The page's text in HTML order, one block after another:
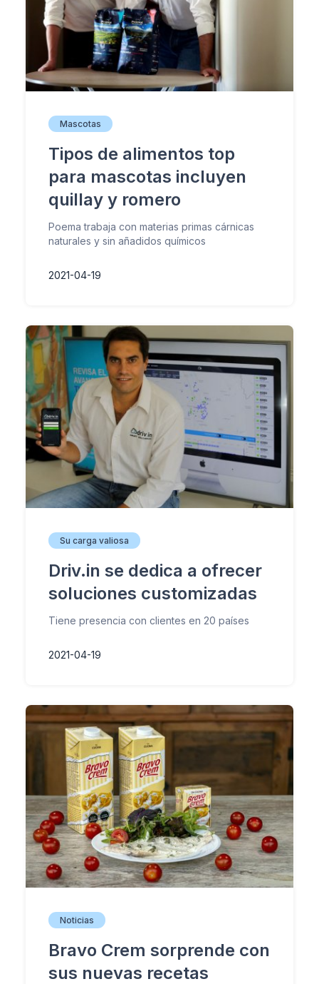
Mascotas
Tipos de alimentos top
para mascotas incluyen
quillay y romero
Poema trabaja con materias primas cárnicas
naturales y sin añadidos químicos
2021-04-19
Su carga valiosa
Driv.in se dedica a ofrecer
soluciones customizadas
Tiene presencia con clientes en 20 países
2021-04-19
Noticias
Bravo Crem sorprende con
sus nuevas recetas